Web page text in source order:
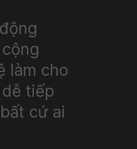
làm cho
tiếp
cứ ai
làm cho
tiếp
cứ ai